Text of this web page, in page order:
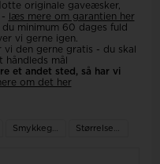
originale gaveæsker,
-
læs mere om garantien her
minimum 60 dages fuld
vi gerne igen.
den gerne gratis - du skal
mål
et andet sted, så har vi
om det her
Smykkeguide Størrelsesguide